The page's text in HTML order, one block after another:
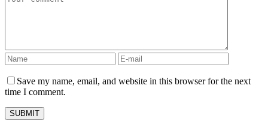
Save my name, email, and website in this browser for the next
time I comment.